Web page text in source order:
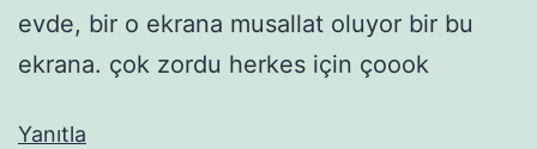
evde, bir o ekrana musallat oluyor bir bu
ekrana. çok zordu herkes için çoook
Yanıtla